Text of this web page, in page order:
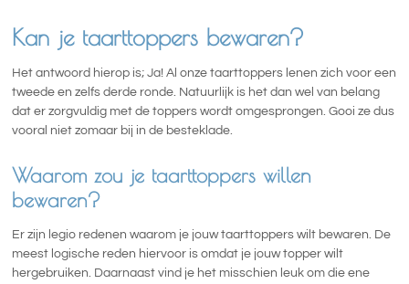
Kan je taarttoppers bewaren?
Het antwoord hierop is; Ja! Al onze taarttoppers lenen zich voor een
tweede en zelfs derde ronde. Natuurlijk is het dan wel van belang
dat er zorgvuldig met de toppers wordt omgesprongen. Gooi ze dus
vooral niet zomaar bij in de besteklade.
Waarom zou je taarttoppers willen
bewaren?
Er zijn legio redenen waarom je jouw taarttoppers wilt bewaren. De
meest logische reden hiervoor is omdat je jouw topper wilt
hergebruiken. Daarnaast vind je het misschien leuk om die ene